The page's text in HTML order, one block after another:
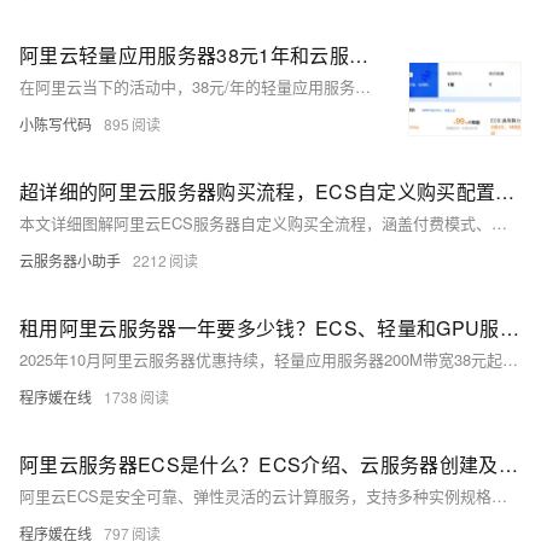
阿里云轻量应用服务器38元1年和云服务器99元1年怎么选？二者性能区别及选择参考
在阿里云当下的活动中，38元/年的轻量应用服务器与99元/年的云服务器ECS成为众多新用户的关注焦点。但是有部分用户并不是很清楚二者之间的区别，因此就不知道应该如何选择。接下来，笔者将为您详细剖析ECS云服务器与轻量应用服务器的差异，以供您参考和选择。
小陈写代码 895
超详细的阿里云服务器购买流程，ECS自定义购买配置教程
本文详细图解阿里云ECS服务器自定义购买全流程，涵盖付费模式、地域选择、网络配置、实例规格、镜像、存储、安全组及登录设置等核心步骤，助您轻松掌握专业级云服务器搭建方法。
云服务器小助手 2212
租用阿里云服务器一年要多少钱？ECS、轻量和GPU服务器租赁价格，手动整理
2025年10月阿里云服务器优惠持续，轻量应用服务器200M带宽38元起/年，ECS 2核2G 99元/年、2核4G 199元/年，4核16G 89元/月，8核32G 160元/月，香港轻量25元/月起，新老同享，续费不涨价。
程序媛在线 1738
阿里云服务器ECS是什么？ECS介绍、云服务器创建及使用教程
阿里云ECS是安全可靠、弹性灵活的云计算服务，支持多种实例规格与操作系统，可快速创建和管理云服务器。本文详解ECS介绍、购买流程（含付费模式、地域、网络、存储等设置）及使用教程，助您轻松上手云服务器。
程序媛在线 797